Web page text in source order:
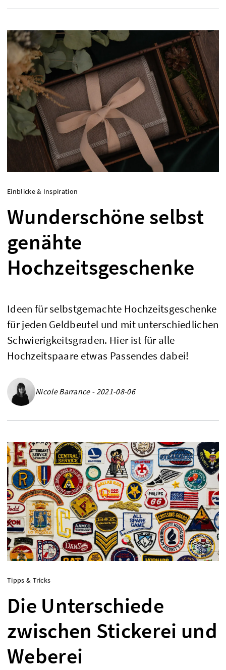
Einblicke & Inspiration
Wunderschöne selbst
genähte
Hochzeitsgeschenke
Ideen für selbstgemachte Hochzeitsgeschenke
für jeden Geldbeutel und mit unterschiedlichen
Schwierigkeitsgraden. Hier ist für alle
Hochzeitspaare etwas Passendes dabei!
Nicole Barrance - 2021-08-06
Tipps & Tricks
Die Unterschiede
zwischen Stickerei und
Weberei